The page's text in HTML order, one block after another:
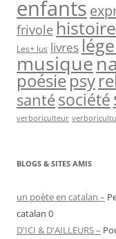
enfants
frivole histoire
Les+ lus livres
musique
poésiepsy
santésociété
verboriculteur
BLOGS & SITES AMIS
un poète en catalan –
catalan 0
D'ICI & D'AILLEURS –